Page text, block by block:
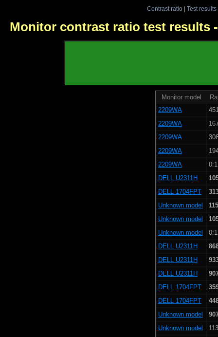
Contrast ratio| Test results
Monitor contrast ratio test results
Monitor model
2209WA
2209WA
2209WA
2209WA
2209WA
DELL U2311H
DELL 1704FPT
Unknown model
Unknown model
Unknown model
DELL U2311H
DELL U2311H
DELL U2311H
DELL 1704FPT
DELL 1704FPT
Unknown model
Unknown model